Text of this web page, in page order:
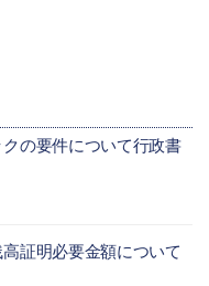
の要件について行政書
証明必要金額について